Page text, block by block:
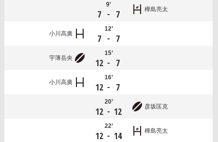
9’
7 - 7 樺島亮太
小川高廣
12’
7 - 7
宇薄岳央
15’
12 - 7
小川高廣
16’
12 - 7
20’
12 - 12 彦坂匡克
22’
12 - 14 樺島亮太